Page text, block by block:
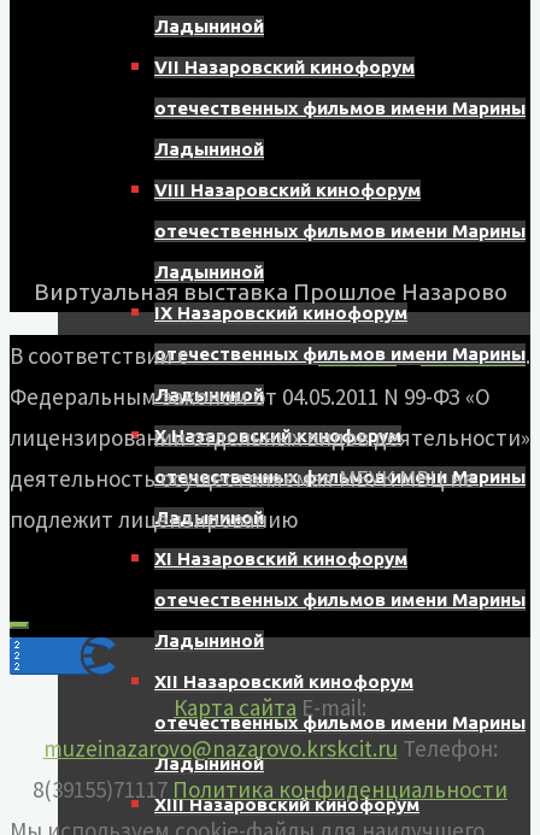
Ладыниной
VII Назаровский кинофорум
отечественных фильмов имени Марины
Ладыниной
VIII Назаровский кинофорум
отечественных фильмов имени Марины
Ладыниной
IX Назаровский кинофорум
отечественных фильмов имени Марины
Ладыниной
X Назаровский кинофорум
отечественных фильмов имени Марины
Ладыниной
XI Назаровский кинофорум
отечественных фильмов имени Марины
Ладыниной
XII Назаровский кинофорум
отечественных фильмов имени Марины
Ладыниной
XIII Назаровский кинофорум
Виртуальная выставка Прошлое Назарово
Работает наKahuna&WordPress.
В соответствии с
Федеральным законом от 04.05.2011 N 99-ФЗ «О
лицензировании отдельных видов деятельности»
деятельность осуществляемая МБУК МВЦ не
подлежит лицензированию
Карта сайта E-mail:
muzeinazarovo@nazarovo.krskcit.ru Телефон:
8(39155)71117 Политика конфиденциальности